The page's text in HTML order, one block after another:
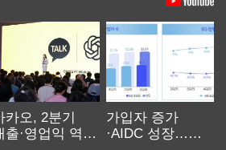
카오, 2분기
출·영업익 역대
가입자 증가
·AIDC 성장…